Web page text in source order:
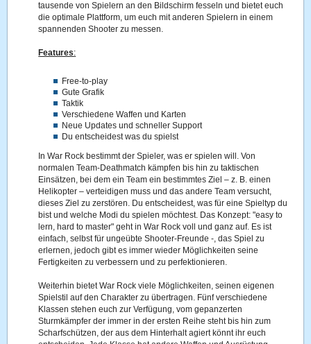
tausende von Spielern an den Bildschirm fesseln und bietet euch
die optimale Plattform, um euch mit anderen Spielern in einem
spannenden Shooter zu messen.
Features:
Free-to-play
Gute Grafik
Taktik
Verschiedene Waffen und Karten
Neue Updates und schneller Support
Du entscheidest was du spielst
In War Rock bestimmt der Spieler, was er spielen will. Von
normalen Team-Deathmatch kämpfen bis hin zu taktischen
Einsätzen, bei dem ein Team ein bestimmtes Ziel – z. B. einen
Helikopter – verteidigen muss und das andere Team versucht,
dieses Ziel zu zerstören. Du entscheidest, was für eine Spieltyp du
bist und welche Modi du spielen möchtest. Das Konzept: "easy to
lern, hard to master" geht in War Rock voll und ganz auf. Es ist
einfach, selbst für ungeübte Shooter-Freunde -, das Spiel zu
erlernen, jedoch gibt es immer wieder Möglichkeiten seine
Fertigkeiten zu verbessern und zu perfektionieren.
Weiterhin bietet War Rock viele Möglichkeiten, seinen eigenen
Spielstil auf den Charakter zu übertragen. Fünf verschiedene
Klassen stehen euch zur Verfügung, vom gepanzerten
Sturmkämpfer der immer in der ersten Reihe steht bis hin zum
Scharfschützen, der aus dem Hinterhalt agiert könnt ihr euch